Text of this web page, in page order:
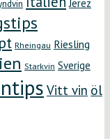
Jerez
Rheingau Riesling
Starkvin Sverige
Vitt vin öl